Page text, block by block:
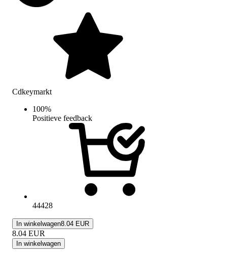
Cdkeymarkt
100%
Positieve feedback
44428
In winkelwagen8.04 EUR
8.04 EUR
In winkelwagen